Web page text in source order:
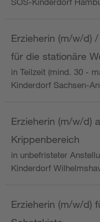
Erzieherin (m/w/d)
für die stationäre
in Teilzeit (mind. 30 -
Kinderdorf Sachsen-
Erzieherin (m/w/d)
Krippenbereich
in unbefristeter
Kinderdorf
Erzieherin (m/w/d)